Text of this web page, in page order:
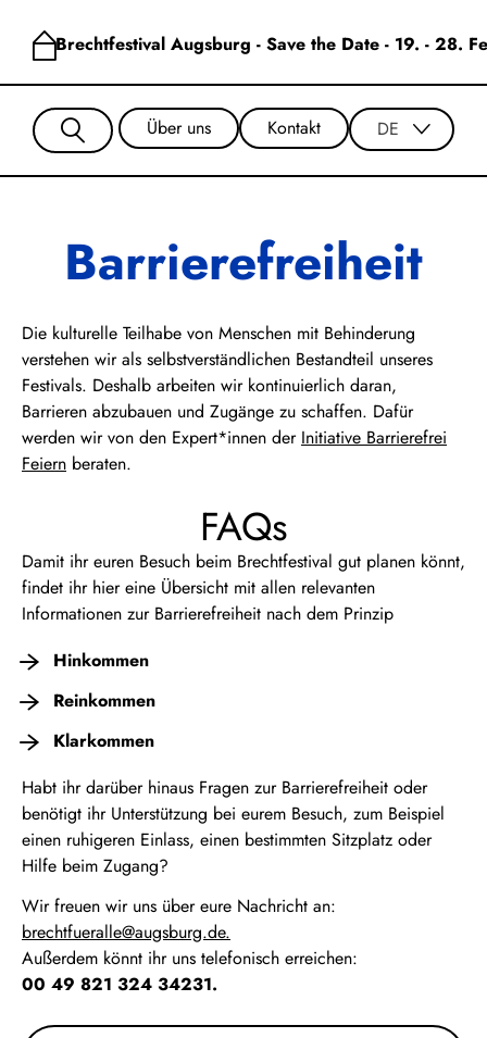
Brechtfestival Augsburg - Save the Date - 19. - 28.
Über uns Kontakt DE
Barrierefreiheit
Die kulturelle Teilhabe von Menschen mit Behinderung
verstehen wir als selbstverständlichen Bestandteil unseres
Festivals. Deshalb arbeiten wir kontinuierlich daran,
Barrieren abzubauen und Zugänge zu schaffen. Dafür
werden wir von den Expert*innen der Initiative Barrierefrei
Feiern beraten.
FAQs
Damit ihr euren Besuch beim Brechtfestival gut planen könnt,
findet ihr hier eine Übersicht mit allen relevanten
Informationen zur Barrierefreiheit nach dem Prinzip
Hinkommen
Reinkommen
Klarkommen
Habt ihr darüber hinaus Fragen zur Barrierefreiheit oder
benötigt ihr Unterstützung bei eurem Besuch, zum Beispiel
einen ruhigeren Einlass, einen bestimmten Sitzplatz oder
Hilfe beim Zugang?
Wir freuen wir uns über eure Nachricht an:
brechtfueralle@augsburg.de.
Außerdem könnt ihr uns telefonisch erreichen:
00 49 821 324 34231.